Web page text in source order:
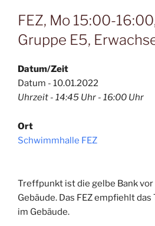
FEZ, Mo 15:00-
Gruppe E5,
Datum/Zeit
Datum - 10.01.2022
Uhrzeit - 14:45 Uhr - 16:00 Uhr
Ort
Schwimmhalle FEZ
Treffpunkt ist die gelbe Bank vor
Gebäude. Das FEZ empfiehlt
im Gebäude.